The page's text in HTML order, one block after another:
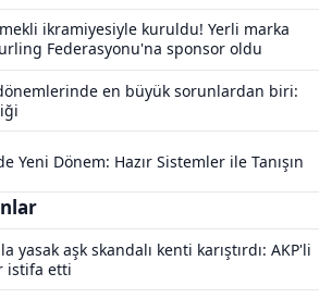
ikramiyesiyle kuruldu! Yerli marka
Federasyonu'na sponsor oldu
en büyük sorunlardan biri:
Yeni Dönem: Hazır Sistemler ile Tanışın
yasak aşk skandalı kenti karıştırdı: AKP'li
istifa etti